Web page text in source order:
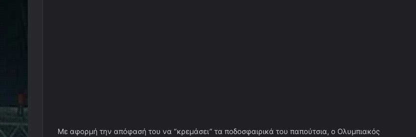
Με αφορμή την απόφασή του να “κρεμάσει” τα ποδοσφαιρικά του παπούτσια, ο Ολυμπιακός